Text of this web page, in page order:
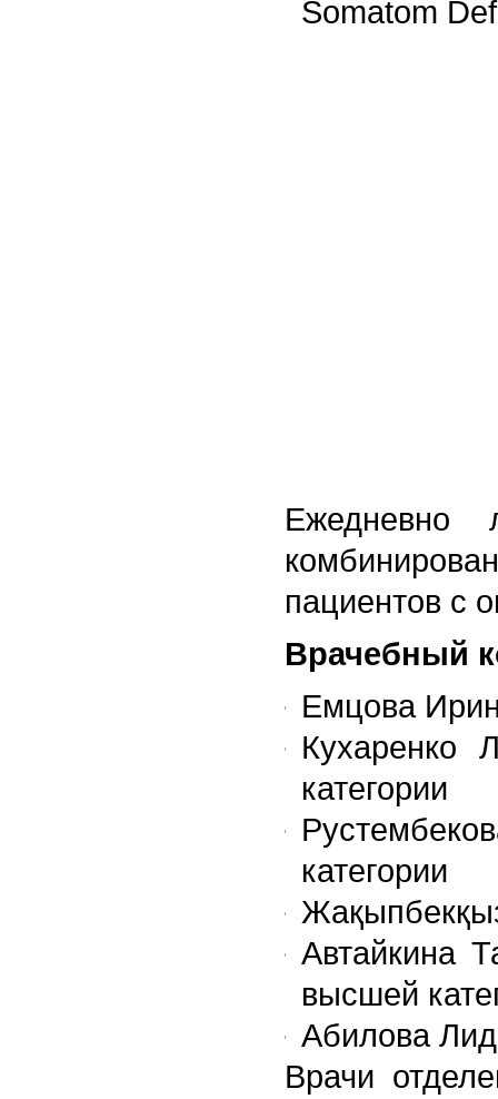
Somatom
Ежедневно
пациентов с
Врачебный
Емцова
Кухаренко
категории
категории
Автайкина
высшей
Абилова
Врачи